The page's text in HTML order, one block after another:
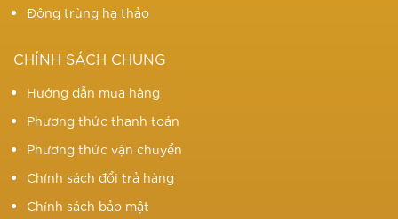
Đông trùng hạ thảo
CHÍNH SÁCH CHUNG
Hướng dẫn mua hàng
Phương thức thanh toán
Phương thức vận chuyển
Chính sách đổi trả hàng
Chính sách bảo mật